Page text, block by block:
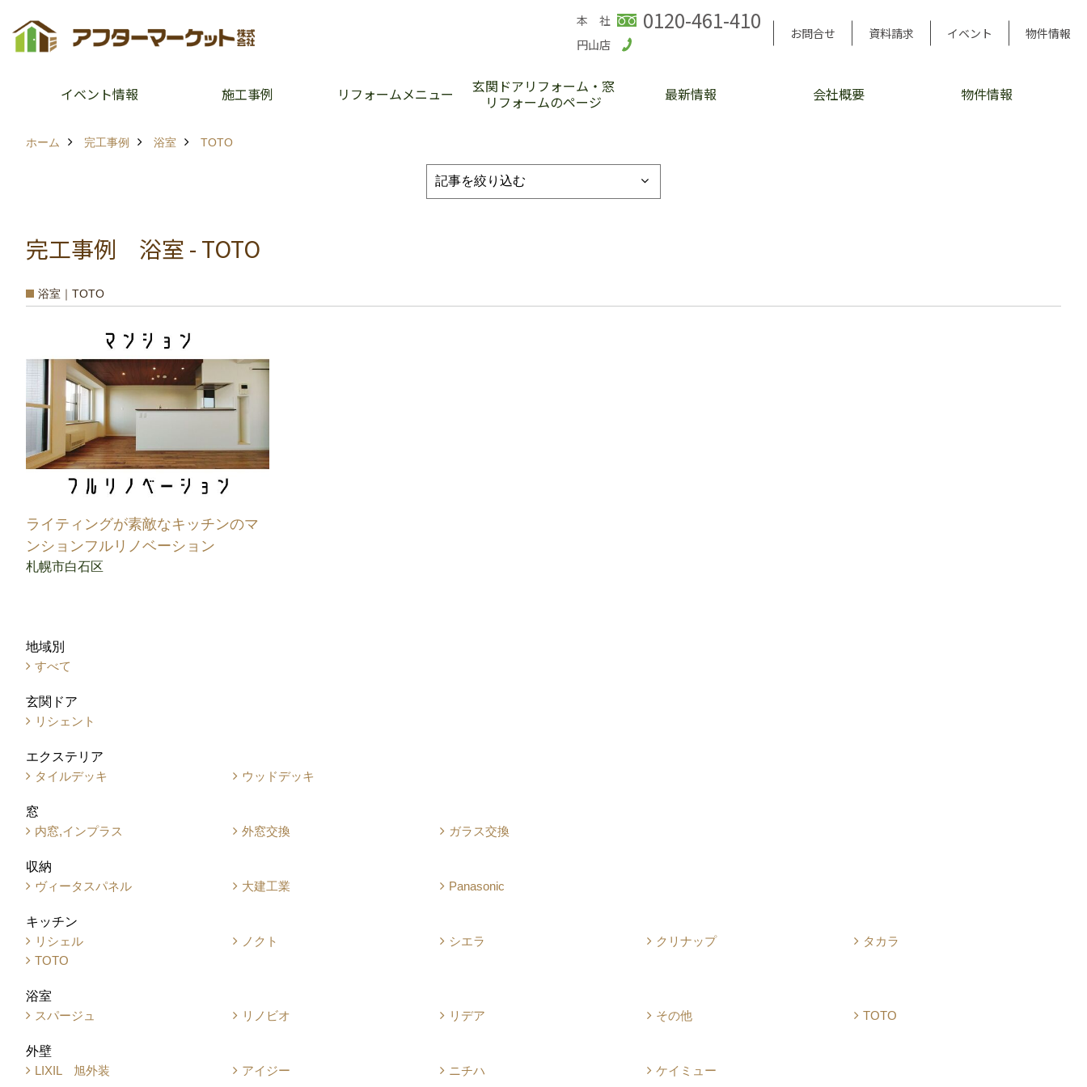
本 社 0120-461-410
円山店
お問合せ 資料請求 イベント 物件情報
イベント情報 施工事例 リフォームメニュー
玄関ドアリフォーム・窓
リフォームのページ
最新情報 会社概要 物件情報
ホーム 完工事例 浴室 TOTO
完工事例 浴室 - TOTO
浴室｜TOTO
ライティングが素敵なキッチンのマ
ンションフルリノベーション
札幌市白石区
地域別
すべて
玄関ドア
リシェント
エクステリア
タイルデッキ
ウッドデッキ
窓
内窓,インプラス
外窓交換 ガラス交換
収納
ヴィータスパネル
大建工業 Panasonic
キッチン
リシェル
ノクト シエラ クリナップ
タカラ
TOTO
浴室
スパージュ
リノビオ リデア その他 TOTO
外壁
LIXIL 旭外装
アイジー ニチハ ケイミュー